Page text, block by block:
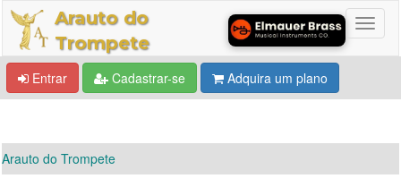
Arauto do
Trompete
Entrar Cadastrar-se Adquira um plano
Arauto do Trompete